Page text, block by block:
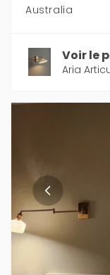
Australia
Voir le
Aria